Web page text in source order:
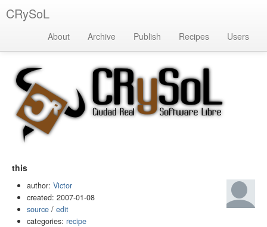
CRySoL
About Archive Publish Recipes Users
this
author: Victor
created: 2007-01-08
source / edit
categories: recipe